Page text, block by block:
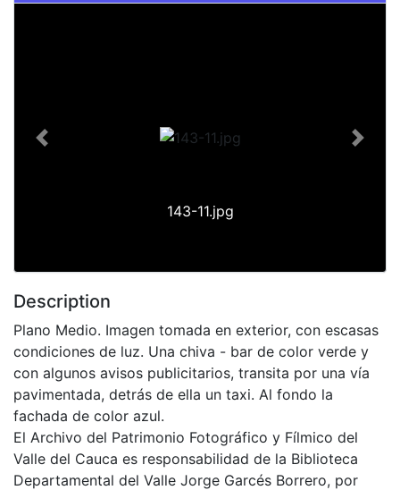
143-11.jpg
Previous Next
Description
Plano Medio. Imagen tomada en exterior, con escasas
condiciones de luz. Una chiva - bar de color verde y
con algunos avisos publicitarios, transita por una vía
pavimentada, detrás de ella un taxi. Al fondo la
fachada de color azul.
El Archivo del Patrimonio Fotográfico y Fílmico del
Valle del Cauca es responsabilidad de la Biblioteca
Departamental del Valle Jorge Garcés Borrero, por